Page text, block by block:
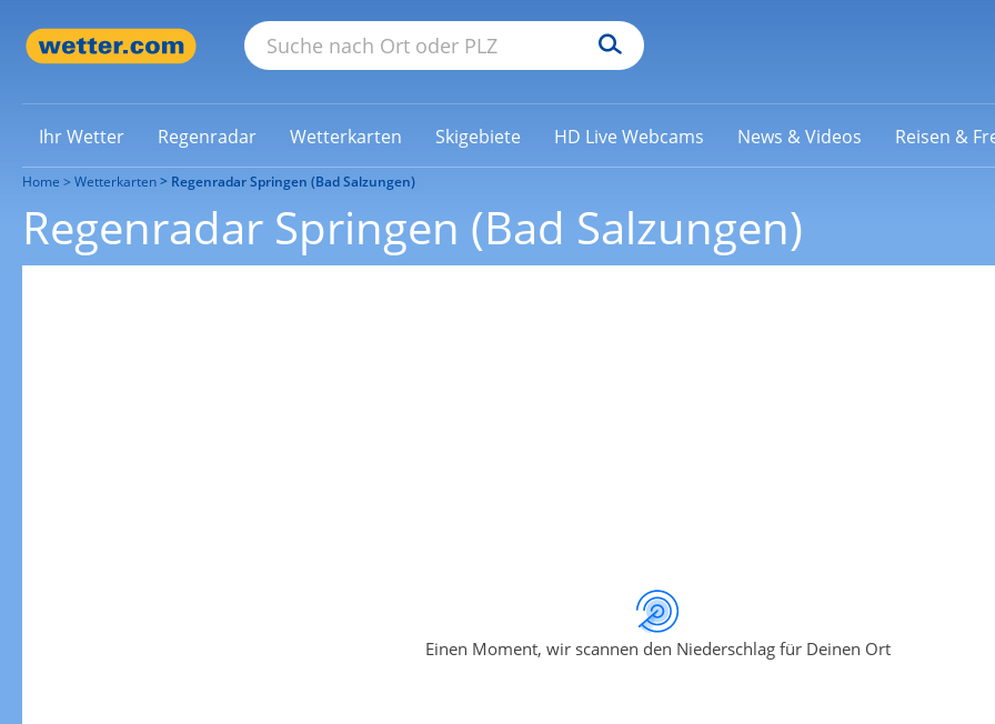
Ihr Wetter Regenradar Wetterkarten Skigebiete HD Live Webcams News & Videos Reisen &
Home Wetterkarten Regenradar Springen (Bad Salzungen)
Regenradar Springen (Bad Salzungen)
Einen Moment, wir scannen den Niederschlag für Deinen Ort